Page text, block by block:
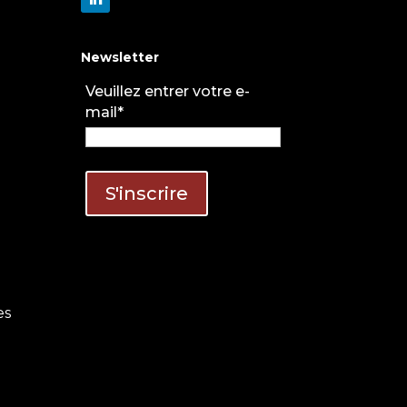
Newsletter
Veuillez entrer votre e-
mail*